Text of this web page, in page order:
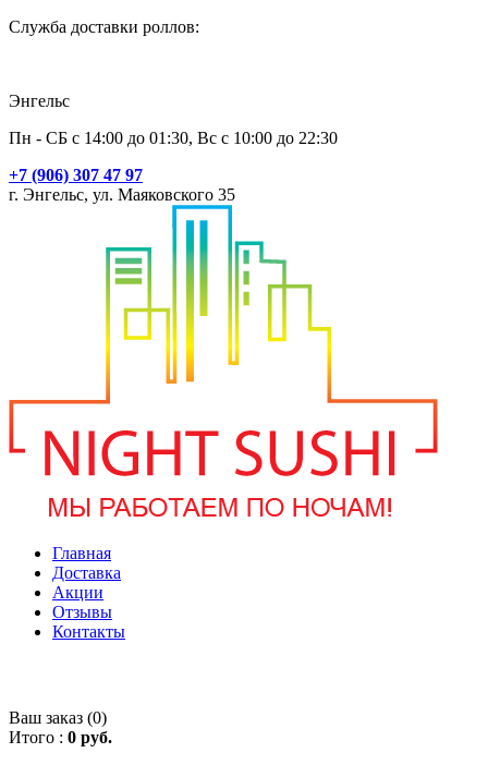
Служба доставки роллов:
Энгельс
Пн - СБ с 14:00 до 01:30, Вс с 10:00 до 22:30
+7 (906) 307 47 97
г. Энгельс, ул. Маяковского 35
Главная
Доставка
Акции
Отзывы
Контакты
Ваш заказ (0)
Итого : 0 руб.